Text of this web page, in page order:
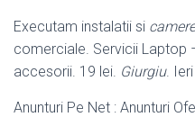
Executam instalatii si
comerciale. Servicii Laptop
accesorii. 19 lei. Giurgiu.
Anunturi Pe Net : Anunturi